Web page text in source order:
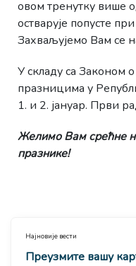
овом тренутку више
остварује попусте
Захваљујемо Вам се
У складу са Законом
празницима у
1. и 2. јануар. Први
Желимо Вам срећне
празнике!
Најновије вести
Преузмите вашу